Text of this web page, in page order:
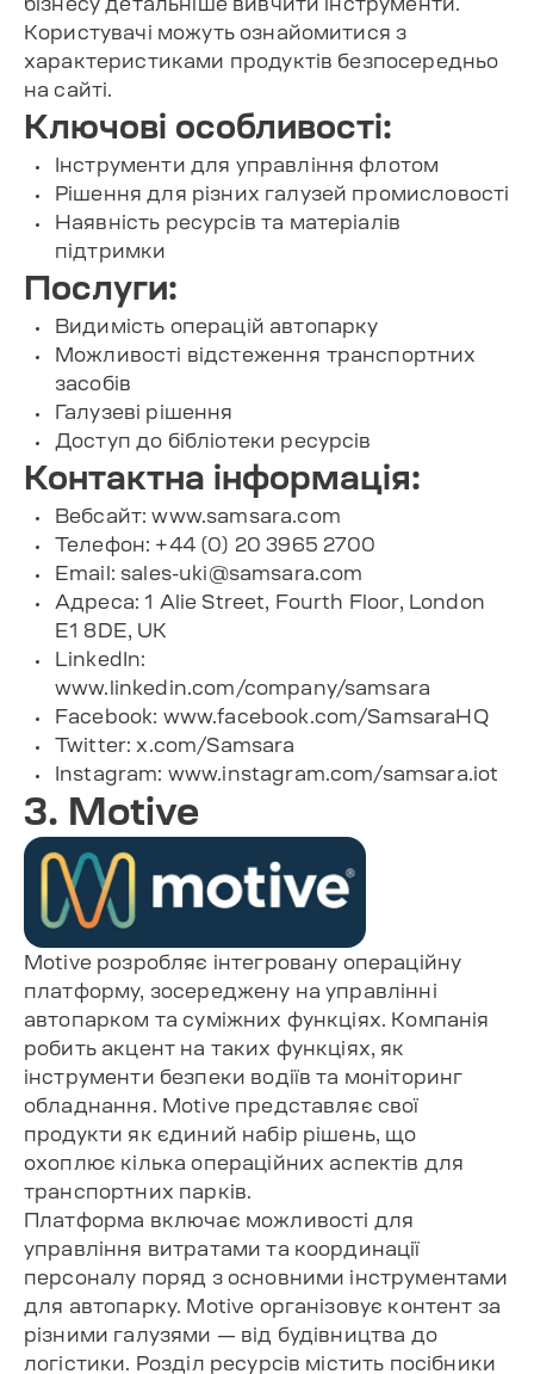
Користувачі можуть ознайомитися з
характеристиками продуктів безпосередньо
на сайті.
Ключові особливості:
Інструменти для управління флотом
Рішення для різних галузей промисловості
Наявність ресурсів та матеріалів
підтримки
Послуги:
Видимість операцій автопарку
Можливості відстеження транспортних
засобів
Галузеві рішення
Доступ до бібліотеки ресурсів
Контактна інформація:
Вебсайт: www.samsara.com
Телефон: +44 (0) 20 3965 2700
Email: sales-uki@samsara.com
Адреса: 1 Alie Street, Fourth Floor, London
E1 8DE, UK
LinkedIn:
www.linkedin.com/company/samsara
Facebook: www.facebook.com/SamsaraHQ
Twitter: x.com/Samsara
Instagram: www.instagram.com/samsara.iot
3. Motive
Motive розробляє інтегровану операційну
платформу, зосереджену на управлінні
автопарком та суміжних функціях. Компанія
робить акцент на таких функціях, як
інструменти безпеки водіїв та моніторинг
обладнання. Motive представляє свої
продукти як єдиний набір рішень, що
охоплює кілька операційних аспектів для
транспортних парків.
Платформа включає можливості для
управління витратами та координації
персоналу поряд з основними інструментами
для автопарку. Motive організовує контент за
різними галузями — від будівництва до
логістики. Розділ ресурсів містить посібники